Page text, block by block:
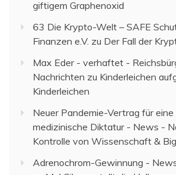
giftigem Graphenoxid
63 Die Krypto-Welt – SAFE
Finanzen e.V. zu Der Fall der
Max Eder - verhaftet -
Nachrichten zu Kinderleichen
Kinderleichen
Neuer Pandemie-Vertrag für
medizinische Diktatur - News -
Kontrolle von Wissenschaft &
Adrenochrom-Gewinnung -